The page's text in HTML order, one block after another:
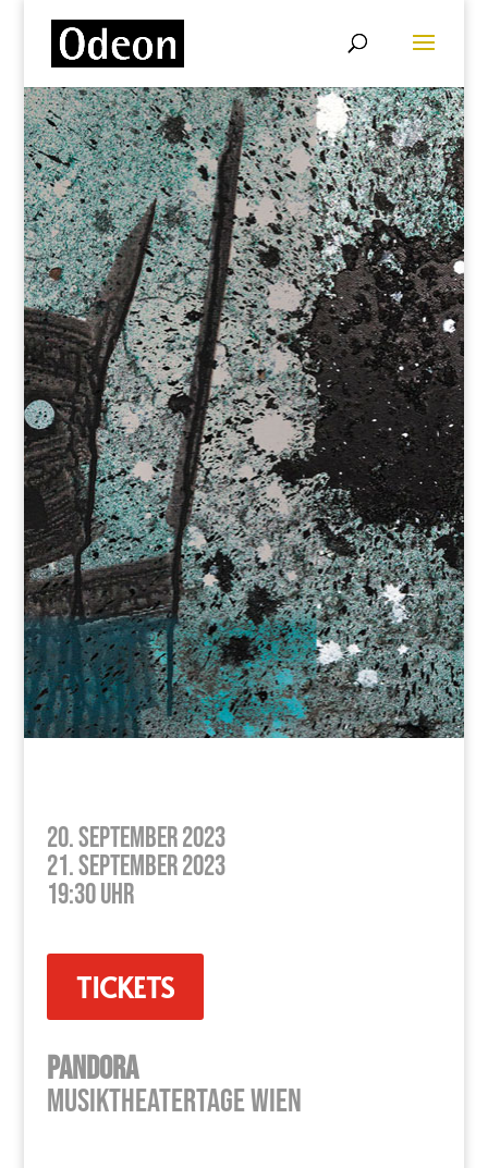
20. September 2023
21. September 2023
19:30 Uhr
TICKETS
Pandora
MUSIKTHEATERTAGE WIEN